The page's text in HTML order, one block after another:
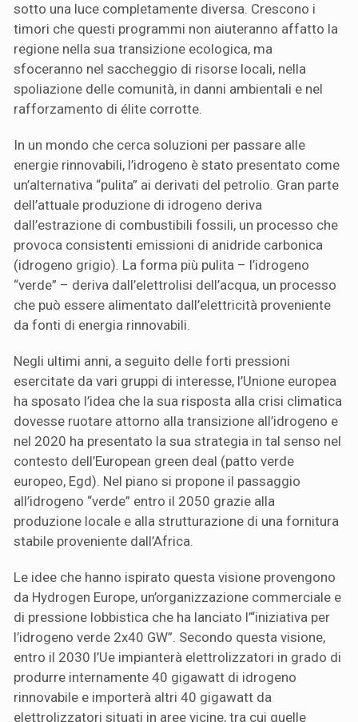
sotto una luce completamente diversa. Crescono i
timori che questi programmi non aiuteranno affatto la
regione nella sua transizione ecologica, ma
sfoceranno nel saccheggio di risorse locali, nella
spoliazione delle comunità, in danni ambientali e nel
rafforzamento di élite corrotte.
In un mondo che cerca soluzioni per passare alle
energie rinnovabili, l’idrogeno è stato presentato come
un’alternativa “pulita” ai derivati del petrolio. Gran parte
dell’attuale produzione di idrogeno deriva
dall’estrazione di combustibili fossili, un processo che
provoca consistenti emissioni di anidride carbonica
(idrogeno grigio). La forma più pulita – l’idrogeno
“verde” – deriva dall’elettrolisi dell’acqua, un processo
che può essere alimentato dall’elettricità proveniente
da fonti di energia rinnovabili.
Negli ultimi anni, a seguito delle forti pressioni
esercitate da vari gruppi di interesse, l’Unione europea
ha sposato l’idea che la sua risposta alla crisi climatica
dovesse ruotare attorno alla transizione all’idrogeno e
nel 2020 ha presentato la sua strategia in tal senso nel
contesto dell’European green deal (patto verde
europeo, Egd). Nel piano si propone il passaggio
all’idrogeno “verde” entro il 2050 grazie alla
produzione locale e alla strutturazione di una fornitura
stabile proveniente dall’Africa.
Le idee che hanno ispirato questa visione provengono
da Hydrogen Europe, un’organizzazione commerciale e
di pressione lobbistica che ha lanciato l’“iniziativa per
l’idrogeno verde 2x40 GW”. Secondo questa visione,
entro il 2030 l’Ue impianterà elettrolizzatori in grado di
produrre internamente 40 gigawatt di idrogeno
rinnovabile e importerà altri 40 gigawatt da
elettrolizzatori situati in aree vicine, tra cui quelle